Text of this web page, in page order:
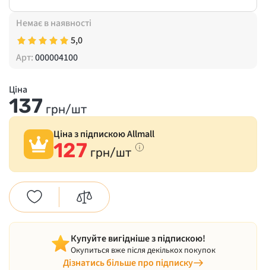
Немає в наявності
5,0
Арт:000004100
Ціна
137 грн/шт
Ціна з підпискою Allmall
127 грн/шт
Купуйте вигідніше з підпискою!
Окупиться вже після декількох покупок
Дізнатись більше про підписку